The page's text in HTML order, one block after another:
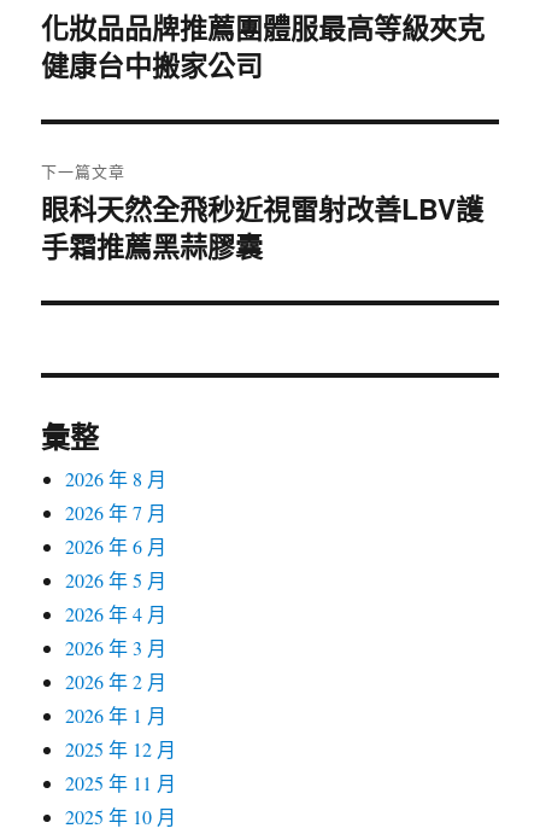
章
導
覽
上
一
文
章:
化妝品品牌推薦團體服最高等級夾克
健康台中搬家公司
下一篇文章
下
一
文
眼科天然全飛秒近視雷射改善LBV護
手霜推薦黑蒜膠囊
彙整
2026 年 8 月
2026 年 7 月
2026 年 6 月
2026 年 5 月
2026 年 4 月
2026 年 3 月
2026 年 2 月
2026 年 1 月
2025 年 12 月
2025 年 11 月
2025 年 10 月